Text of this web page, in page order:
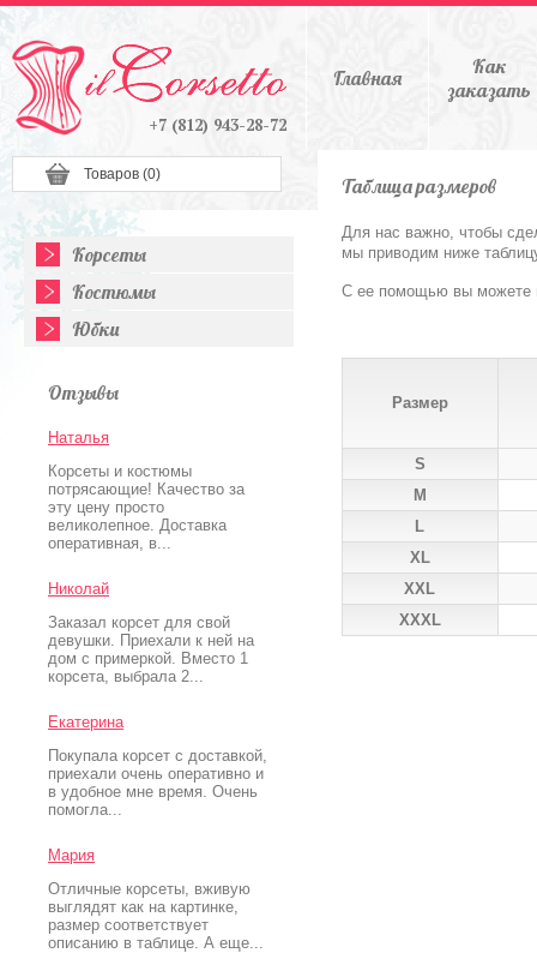
Товаров (0)
+7 (812) 943-28-72
Главная
Как
заказать
Корсеты
Костюмы
Юбки
Отзывы
Наталья
Корсеты и костюмы
потрясающие! Качество за
эту цену просто
великолепное. Доставка
оперативная, в...
Николай
Заказал корсет для свой
девушки. Приехали к ней на
дом с примеркой. Вместо 1
корсета, выбрала 2...
Екатерина
Покупала корсет с доставкой,
приехали очень оперативно и
в удобное мне время. Очень
помогла...
Мария
Отличные корсеты, вживую
выглядят как на картинке,
размер соответствует
описанию в таблице. А еще...
Таблица размеров
Для нас важно, чтобы
мы приводим ниже
С ее помощью вы можете
Размер
S
M
L
XL
XXL
XXXL